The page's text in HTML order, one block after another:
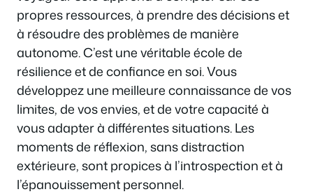
propres ressources, à prendre des décisions et
à résoudre des problèmes de manière
autonome. C’est une véritable école de
résilience et de confiance en soi. Vous
développez une meilleure connaissance de vos
limites, de vos envies, et de votre capacité à
vous adapter à différentes situations. Les
moments de réflexion, sans distraction
extérieure, sont propices à l’introspection et à
l’épanouissement personnel.